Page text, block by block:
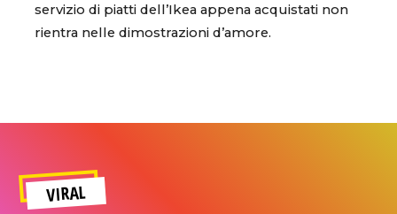
servizio di piatti dell’Ikea appena acquistati non
rientra nelle dimostrazioni d’amore.
VIRAL